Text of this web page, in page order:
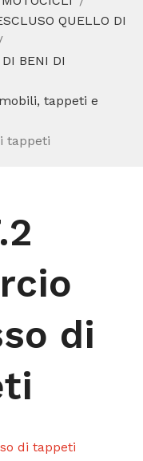
QUELLO DI
DI BENI DI
tappeti e
tappeti
di
di tappeti